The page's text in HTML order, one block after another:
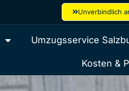
Unverbindlich
Umzugsservice
Kosten &